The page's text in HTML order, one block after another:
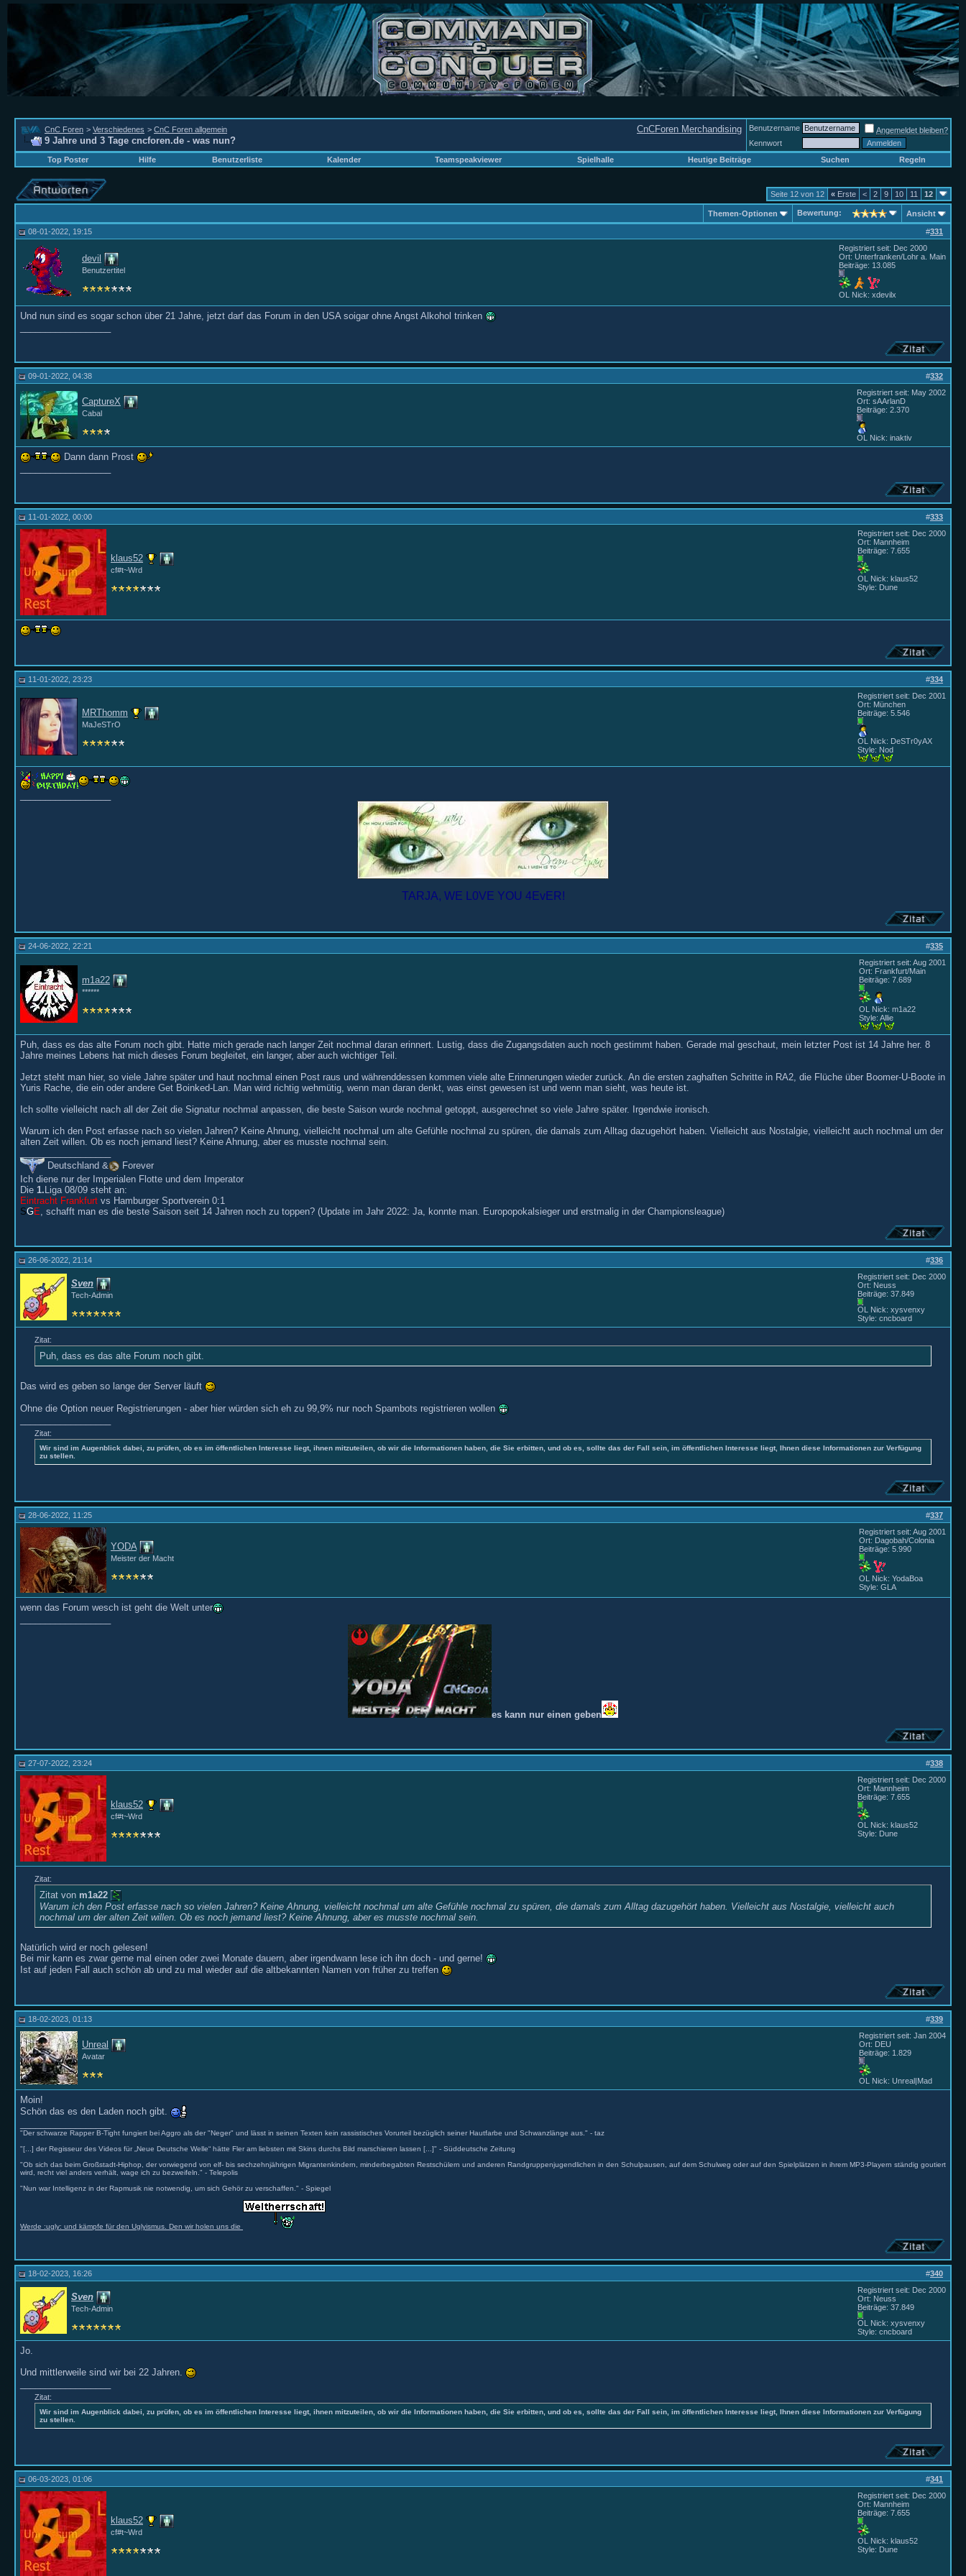
CnCForen Merchandising
CnC Foren > Verschiedenes > CnC Foren allgemein
9 Jahre und 3 Tage cncforen.de - was nun?
Benutzername
Angemeldet bleiben?
Kennwort
Top Poster
Hilfe Benutzerliste Kalender Teamspeakviewer Spielhalle Heutige Beiträge Suchen Regeln
Seite 12 von 12 « Erste < 2 9 10 11 12
Themen-Optionen Bewertung: Ansicht
#331
08-01-2022, 19:15
devil
Benutzertitel
Registriert seit: Dec 2000
Ort: Unterfranken/Lohr a. Main
Beiträge: 13.085
OL Nick: xdevilx
Und nun sind es sogar schon über 21 Jahre, jetzt darf das Forum in den USA soigar ohne Angst Alkohol trinken
#332
09-01-2022, 04:38
CaptureX
Cabal
Registriert seit: May 2002
Ort: sAArlanD
Beiträge: 2.370
OL Nick: inaktiv
Dann dann Prost
#333
11-01-2022, 00:00
klaus52
cf#t~Wrd
Registriert seit: Dec 2000
Ort: Mannheim
Beiträge: 7.655
OL Nick: klaus52
Style: Dune
#334
11-01-2022, 23:23
MRThomm
MaJeSTrO
Registriert seit: Dec 2001
Ort: München
Beiträge: 5.546
OL Nick: DeSTr0yAX
Style: Nod
TARJA, WE L0VE YOU 4EvER!
#335
24-06-2022, 22:21
m1a22
******
Registriert seit: Aug 2001
Ort: Frankfurt/Main
Beiträge: 7.689
OL Nick: m1a22
Style: Allie
Puh, dass es das alte Forum noch gibt. Hatte mich gerade nach langer Zeit nochmal daran erinnert. Lustig, dass die Zugangsdaten auch noch gestimmt haben. Gerade mal geschaut, mein letzter Post ist 14 Jahre her. 8
Jahre meines Lebens hat mich dieses Forum begleitet, ein langer, aber auch wichtiger Teil.
Jetzt steht man hier, so viele Jahre später und haut nochmal einen Post raus und währenddessen kommen viele alte Erinnerungen wieder zurück. An die ersten zaghaften Schritte in RA2, die Flüche über Boomer-U-Boote in
Yuris Rache, die ein oder andere Get Boinked-Lan. Man wird richtig wehmütig, wenn man daran denkt, was einst gewesen ist und wenn man sieht, was heute ist.
Ich sollte vielleicht nach all der Zeit die Signatur nochmal anpassen, die beste Saison wurde nochmal getoppt, ausgerechnet so viele Jahre später. Irgendwie ironisch.
Warum ich den Post erfasse nach so vielen Jahren? Keine Ahnung, vielleicht nochmal um alte Gefühle nochmal zu spüren, die damals zum Alltag dazugehört haben. Vielleicht aus Nostalgie, vielleicht auch nochmal um der
alten Zeit willen. Ob es noch jemand liest? Keine Ahnung, aber es musste nochmal sein.
Deutschland &
Forever
Ich diene nur der Imperialen Flotte und dem Imperator
Die 1. Liga 08/09 steht an:
Eintracht Frankfurt vs Hamburger Sportverein 0:1
SGE, schafft man es die beste Saison seit 14 Jahren noch zu toppen? (Update im Jahr 2022: Ja, konnte man. Europopokalsieger und erstmalig in der Championsleague)
#336
26-06-2022, 21:14
Sven
Tech-Admin
Registriert seit: Dec 2000
Ort: Neuss
Beiträge: 37.849
OL Nick: xysvenxy
Style: cncboard
Zitat:
Puh, dass es das alte Forum noch gibt.
Das wird es geben so lange der Server läuft
Ohne die Option neuer Registrierungen - aber hier würden sich eh zu 99,9% nur noch Spambots registrieren wollen
Zitat:
Wir sind im Augenblick dabei, zu prüfen, ob es im öffentlichen Interesse liegt, ihnen mitzuteilen, ob wir die Informationen haben, die Sie erbitten, und ob es, sollte das der Fall sein, im öffentlichen Interesse liegt, Ihnen diese Informationen zur Verfügung
zu stellen.
#337
28-06-2022, 11:25
YODA
Meister der Macht
Registriert seit: Aug 2001
Ort: Dagobah/Colonia
Beiträge: 5.990
OL Nick: YodaBoa
Style: GLA
wenn das Forum wesch ist geht die Welt unter
es kann nur einen geben
#338
27-07-2022, 23:24
klaus52
cf#t~Wrd
Registriert seit: Dec 2000
Ort: Mannheim
Beiträge: 7.655
OL Nick: klaus52
Style: Dune
Zitat:
Zitat von m1a22
Warum ich den Post erfasse nach so vielen Jahren? Keine Ahnung, vielleicht nochmal um alte Gefühle nochmal zu spüren, die damals zum Alltag dazugehört haben. Vielleicht aus Nostalgie, vielleicht auch
nochmal um der alten Zeit willen. Ob es noch jemand liest? Keine Ahnung, aber es musste nochmal sein.
Natürlich wird er noch gelesen!
Bei mir kann es zwar gerne mal einen oder zwei Monate dauern, aber irgendwann lese ich ihn doch - und gerne!
Ist auf jeden Fall auch schön ab und zu mal wieder auf die altbekannten Namen von früher zu treffen
#339
18-02-2023, 01:13
Unreal
Avatar
Registriert seit: Jan 2004
Ort: DEU
Beiträge: 1.829
OL Nick: Unreal|Mad
Moin!
Schön das es den Laden noch gibt.
"Der schwarze Rapper B-Tight fungiert bei Aggro als der "Neger" und lässt in seinen Texten kein rassistisches Vorurteil bezüglich seiner Hautfarbe und Schwanzlänge aus." - taz
"[...] der Regisseur des Videos für „Neue Deutsche Welle“ hätte Fler am liebsten mit Skins durchs Bild marschieren lassen [...]" - Süddeutsche Zeitung
"Ob sich das beim Großstadt-Hiphop, der vorwiegend von elf- bis sechzehnjährigen Migrantenkindern, minderbegabten Restschülern und anderen Randgruppenjugendlichen in den Schulpausen, auf dem Schulweg oder auf den Spielplätzen in ihrem MP3-Playern ständig goutiert
wird, recht viel anders verhält, wage ich zu bezweifeln." - Telepolis
"Nun war Intelligenz in der Rapmusik nie notwendig, um sich Gehör zu verschaffen." - Spiegel
Werde :ugly: und kämpfe für den Uglyismus. Den wir holen uns die
#340
18-02-2023, 16:26
Sven
Tech-Admin
Registriert seit: Dec 2000
Ort: Neuss
Beiträge: 37.849
OL Nick: xysvenxy
Style: cncboard
Jo.
Und mittlerweile sind wir bei 22 Jahren.
Zitat:
Wir sind im Augenblick dabei, zu prüfen, ob es im öffentlichen Interesse liegt, ihnen mitzuteilen, ob wir die Informationen haben, die Sie erbitten, und ob es, sollte das der Fall sein, im öffentlichen Interesse liegt, Ihnen diese Informationen zur Verfügung
zu stellen.
#341
06-03-2023, 01:06
klaus52
cf#t~Wrd
Registriert seit: Dec 2000
Ort: Mannheim
Beiträge: 7.655
OL Nick: klaus52
Style: Dune